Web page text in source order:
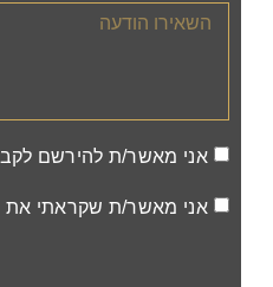
אני מאשר/ת להירשם
אני מאשר/ת שקראתי את